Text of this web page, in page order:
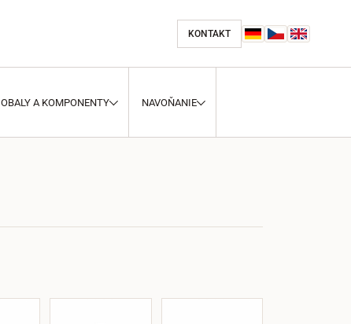
KONTAKT
OBALY A KOMPONENTY NAVOŇANIE